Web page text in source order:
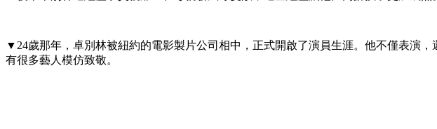
▼24歲那年，卓別林被紐約的電影製片公司相中，正式開啟了演員生涯。他不僅表演
有很多藝人模仿致敬。